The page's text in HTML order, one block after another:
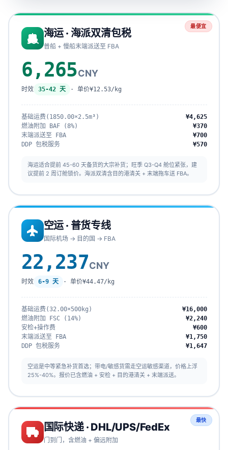
最便宜
海运 · 海派双清包税
普船 + 慢船末端派送至 FBA
6,265CNY
时效 35-42 天 · 单价¥12.53/kg
基础运费(1850.00×2.5m³)
¥4,625
燃油附加 BAF (8%)
¥370
末端派送至 FBA
¥700
DDP 包税服务
¥570
海运适合提前 45-60 天备货的大宗补货；旺季 Q3-Q4 舱位紧张，建
议提前 2 周订舱锁价。海派双清含目的港清关 + 末端拖车送 FBA。
空运 · 普货专线
国际机场 → 目的国 → FBA
22,237CNY
时效 6-9 天 · 单价¥44.47/kg
基础运费(32.00×500kg)
¥16,000
燃油附加 FSC (14%)
¥2,240
安检+操作费
¥600
末端派送至 FBA
¥1,750
DDP 包税服务
¥1,647
空运是中等紧急补货首选；带电/敏感货需走空运敏感渠道，价格上浮
25%-40%。报价已含燃油 + 安检 + 目的港清关 + 末端派送。
最快
国际快递 · DHL/UPS/FedEx
门到门，含燃油 + 偏远附加